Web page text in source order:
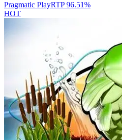
Pragmatic PlayRTP96.51%
HOT